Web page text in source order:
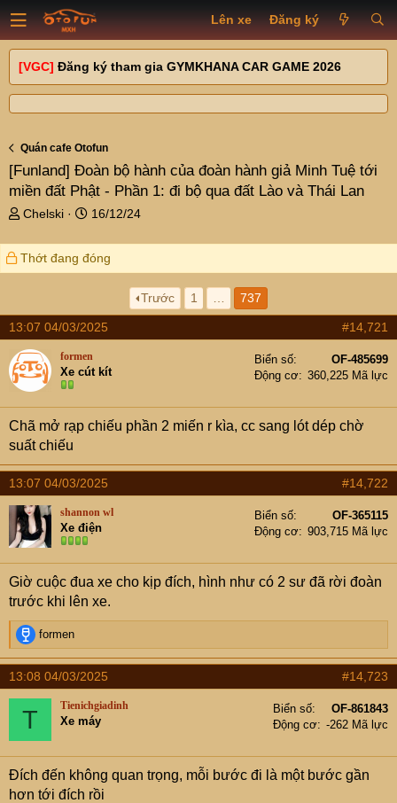
Lên xe Đăng ký
[VGC] Đăng ký tham gia GYMKHANA CAR GAME 2026
Quán cafe Otofun
[Funland] Đoàn bộ hành của đoàn hành giả Minh Tuệ tới
miền đất Phật - Phần 1: đi bộ qua đất Lào và Thái Lan
T
r
e
s
t
a
r
t
Chelski
N
à
y
i
16/12/24
Thớt đang đóng
Trước 1 737
13:07 04/03/2025 #14,721
formen
Xe cút kít
Biển số
OF-485699
Động cơ
360,225 Mã lực
Chã mở rạp chiếu phần 2 miến r kìa, cc sang lót dép chờ
suất chiếu
13:07 04/03/2025 #14,722
shannon wl
Xe điện
Biển số
OF-365115
Động cơ
903,715 Mã lực
Giờ cuộc đua xe cho kịp đích, hình như có 2 sư đã rời đoàn
trước khi lên xe.
R
e
a
c
t
n
s
formen
13:08 04/03/2025 #14,723
T Tienichgiadinh
Xe máy
Biển số
OF-861843
Động cơ
-262 Mã lực
Đích đến không quan trọng, mỗi bước đi là một bước gần
hơn tới đích rồi